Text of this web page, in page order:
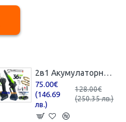
2в1 Акумулаторна Лозарска Ножица и Трион с Омасляване 36V 8AH STAHLMAYER BLACK
75.00€
(146.69
лв.)
128.00€
(250.35 лв.)